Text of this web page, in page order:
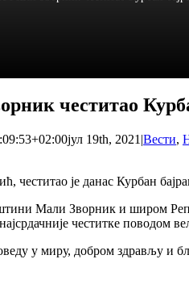
честитао
јул 19th, 2021 |Вести,
је данас Курбан
Мали Зворник и широм
честитке поводом
у миру, добром здрављу и